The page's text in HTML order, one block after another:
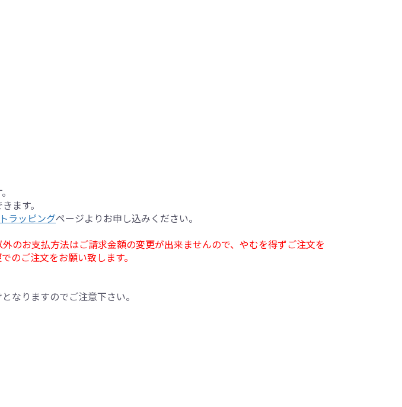
ます。
ラッピングページよりお申し込みください。
のお支払方法はご請求金額の変更が出来ませんので、やむを得ずご注文を
のご注文をお願い致します。
なりますのでご注意下さい。